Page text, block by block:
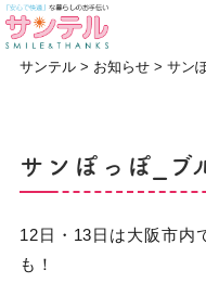
サンテル> お知らせ> サン
サンぽっぽ_ブ
12日・13日は大阪市内
も！